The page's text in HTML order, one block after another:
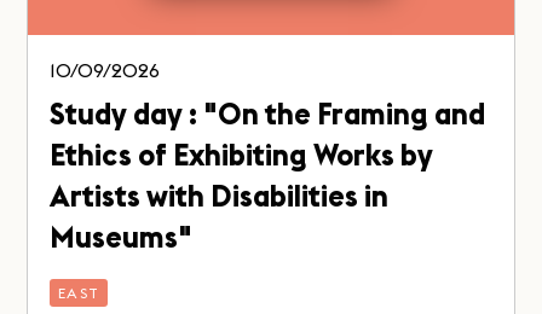
10/09/2026
Study day : "On the Framing and
Ethics of Exhibiting Works by
Artists with Disabilities in
Museums"
EAST